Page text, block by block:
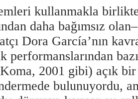
kullanmakla
daha bağımsız
Dora García’nın
performanslarından
2001 gibi) açık
bulunuyordu,